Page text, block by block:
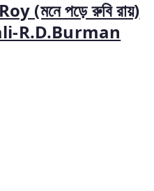
(মনে পড়ে রুবি রায়)
R.D.Burman